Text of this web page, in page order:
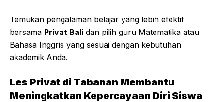
Temukan pengalaman belajar yang lebih efektif
bersama Privat Bali dan pilih guru Matematika atau
Bahasa Inggris yang sesuai dengan kebutuhan
akademik Anda.
Les Privat di Tabanan Membantu
Meningkatkan Kepercayaan Diri Siswa